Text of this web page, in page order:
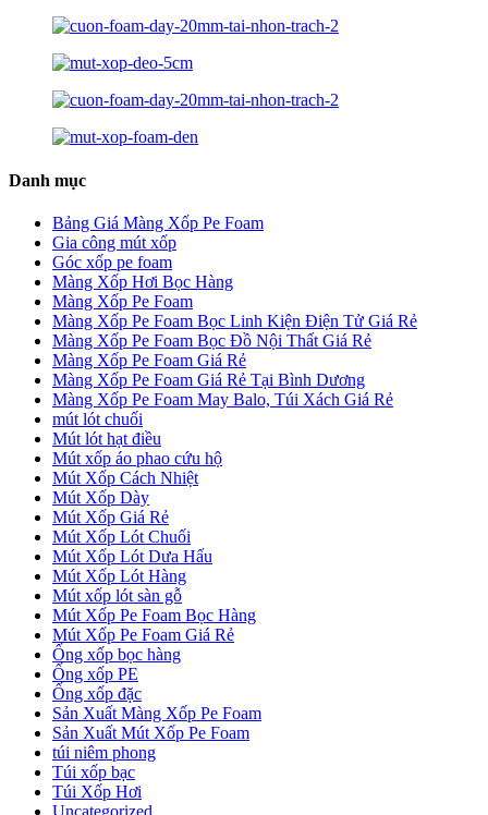
Danh mục
Bảng Giá Màng Xốp Pe Foam
Gia công mút xốp
Góc xốp pe foam
Màng Xốp Hơi Bọc Hàng
Màng Xốp Pe Foam
Màng Xốp Pe Foam Bọc Linh Kiện Điện Tử Giá Rẻ
Màng Xốp Pe Foam Bọc Đồ Nội Thất Giá Rẻ
Màng Xốp Pe Foam Giá Rẻ
Màng Xốp Pe Foam Giá Rẻ Tại Bình Dương
Màng Xốp Pe Foam May Balo, Túi Xách Giá Rẻ
mút lót chuối
Mút lót hạt điều
Mút xốp áo phao cứu hộ
Mút Xốp Cách Nhiệt
Mút Xốp Dày
Mút Xốp Giá Rẻ
Mút Xốp Lót Chuối
Mút Xốp Lót Dưa Hấu
Mút Xốp Lót Hàng
Mút xốp lót sàn gỗ
Mút Xốp Pe Foam Bọc Hàng
Mút Xốp Pe Foam Giá Rẻ
Ống xốp bọc hàng
Ống xốp PE
Ống xốp đặc
Sản Xuất Màng Xốp Pe Foam
Sản Xuất Mút Xốp Pe Foam
túi niêm phong
Túi xốp bạc
Túi Xốp Hơi
Uncategorized